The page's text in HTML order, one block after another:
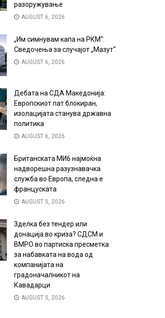
разоружување
AUGUST 6, 2026
„Им симнувам капа на РКМ“:
Сведочења за случајот „Мазут“
AUGUST 6, 2026
Дебата на СДА Македонија:
Европскиот пат блокиран,
изолацијата станува државна
политика
AUGUST 6, 2026
Британската МИ6 најмоќна
надворешна разузнавачка
служба во Европа, следна е
француската
AUGUST 5, 2026
Зделка без тендер или
донација во криза? СДСМ и
ВМРО во партиска пресметка
за набавката на вода од
компанијата на
градоначалникот на
Кавадарци
AUGUST 5, 2026